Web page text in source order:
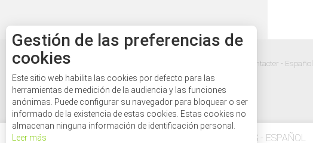
Mentions légales - Español Nous contacter - Español
29° L'AGENDA DES FÊTES ET MANIFESTATIONS - ESPAÑOL
Gestión de las preferencias de
cookies
Este sitio web habilita las cookies por defecto para las
herramientas de medición de la audiencia y las funciones
anónimas. Puede configurar su navegador para bloquear o ser
informado de la existencia de estas cookies. Estas cookies no
almacenan ninguna información de identificación personal.
Leer más